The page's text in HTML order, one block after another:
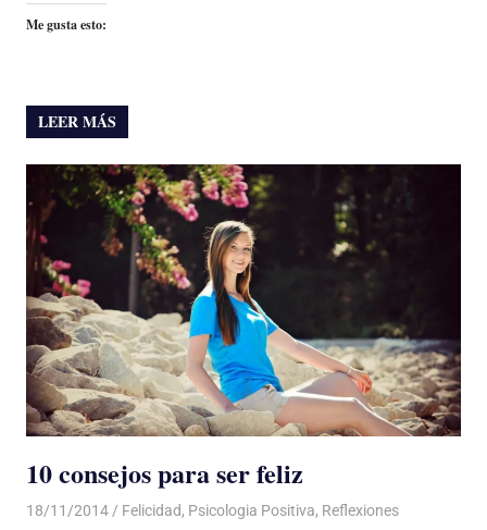
Me gusta esto:
LEER MÁS
10 consejos para ser feliz
18/11/2014 Luis Castellanos
Felicidad, Psicologia Positiva, Reflexiones